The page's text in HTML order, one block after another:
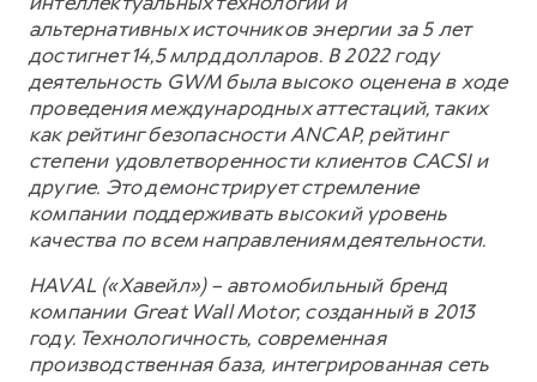
альтернативных источников энергии за 5 лет
достигнет 14,5 млрд долларов. В 2022 году
деятельность GWM была высоко оценена в ходе
проведения международных аттестаций, таких
как рейтинг безопасности ANCAP, рейтинг
степени удовлетворенности клиентов CACSI и
другие. Это демонстрирует стремление
компании поддерживать высокий уровень
качества по всем направлениям деятельности.
HAVAL («Хавейл») – автомобильный бренд
компании Great Wall Motor, созданный в 2013
году. Технологичность, современная
производственная база, интегрированная сеть